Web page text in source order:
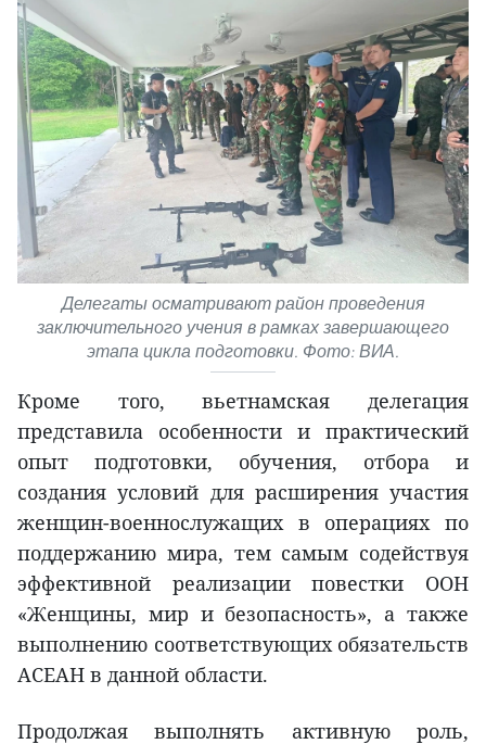
Делегаты осматривают район проведения
заключительного учения в рамках завершающего
этапа цикла подготовки. Фото: ВИА.
Кроме того, вьетнамская делегация
представила особенности и практический
опыт подготовки, обучения, отбора и
создания условий для расширения участия
женщин-военнослужащих в операциях по
поддержанию мира, тем самым содействуя
эффективной реализации повестки ООН
«Женщины, мир и безопасность», а также
выполнению соответствующих обязательств
АСЕАН в данной области.
Продолжая выполнять активную роль,